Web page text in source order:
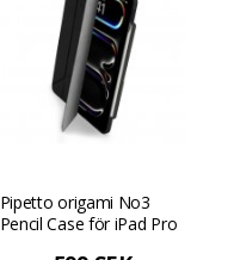
Pipetto origami No3
Pencil Case för iPad Pro